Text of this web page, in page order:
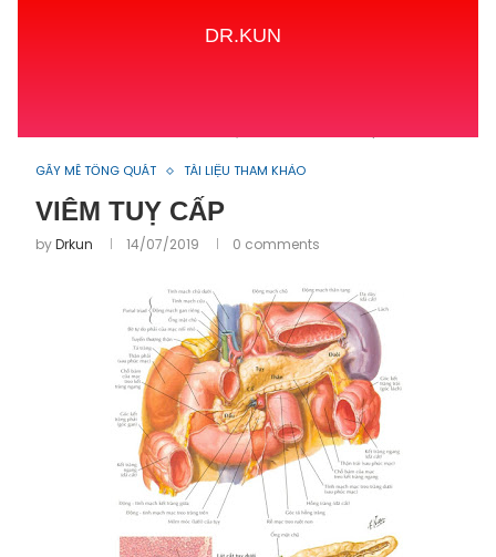
DR.KUN
GÂY MÊ TỔNG QUÁT TÀI LIỆU THAM KHẢO
VIÊM TUỴ CẤP
byDrkun 14/07/2019 0 comments